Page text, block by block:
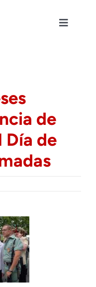
Toggle
de
Día de